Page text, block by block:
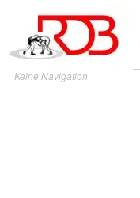
Keine Navigation